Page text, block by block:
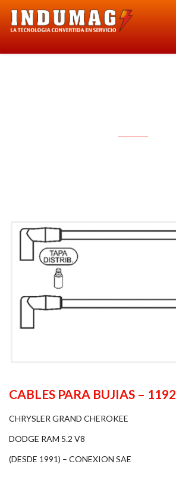
CABLES PARA BUJIAS – 1192
CHRYSLER GRAND CHEROKEE
DODGE RAM 5.2 V8
(DESDE 1991) – CONEXION SAE